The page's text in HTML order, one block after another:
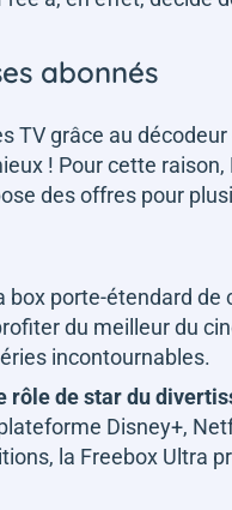
abonnés
TV grâce au
! Pour cette
des offres pour
porte-étendard de
du meilleur du
incontournables.
rôle de star du
Disney+,
la Freebox Ultra